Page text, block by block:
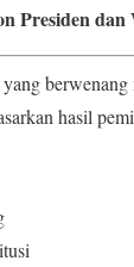
Presiden dan
hasil